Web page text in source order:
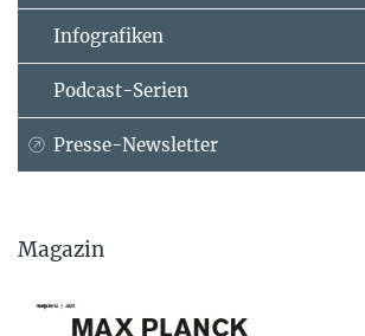
Infografiken
Podcast-Serien
Presse-Newsletter
Magazin